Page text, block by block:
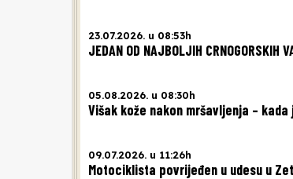
23.07.2026. u 08:53h
JEDAN OD NAJBOLJIH CRNOGORSKIH
05.08.2026. u 08:30h
Višak kože nakon mršavljenja –
09.07.2026. u 11:26h
Motociklista povrijeđen u udesu u